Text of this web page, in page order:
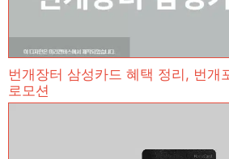
번개장터 삼성카드 혜택 정리, 번개
로모션